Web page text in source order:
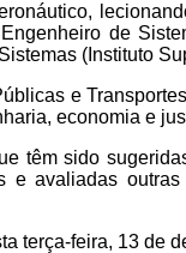
de
(Instituto
e
economia e
têm sido
avaliadas
terça-feira, 13 de